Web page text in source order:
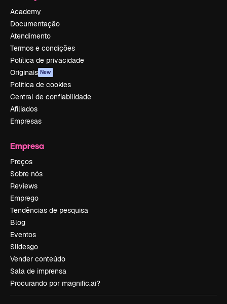
Academy
Documentação
Atendimento
Termos e condições
Política de privacidade
Originais New
Política de cookies
Central de confiabilidade
Afiliados
Empresas
Empresa
Preços
Sobre nós
Reviews
Emprego
Tendências de pesquisa
Blog
Eventos
Slidesgo
Vender conteúdo
Sala de imprensa
Procurando por magnific.ai?